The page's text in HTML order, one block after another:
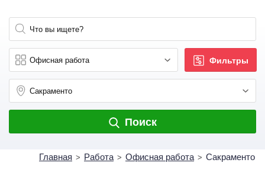
Главная > Работа > Офисная работа > Сакраменто
Фильтры
Поиск